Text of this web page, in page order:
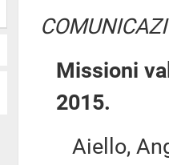
Missioni
2015.
Aiello,